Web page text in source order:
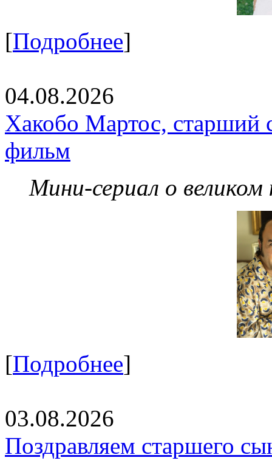
[Подробнее]
04.08.2026
Хакобо Мартос, старший
фильм
Мини-сериал о великом
[Подробнее]
03.08.2026
Поздравляем старшего